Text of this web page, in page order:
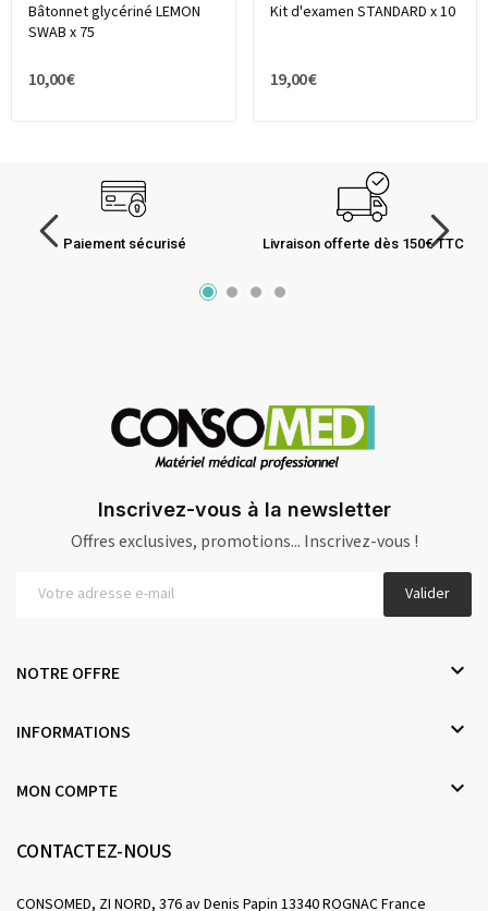
Bâtonnet glycériné LEMON
SWAB x 75
10,00 €
Kit d'examen STANDARD x 10
19,00 €
Paiement sécurisé Livraison offerte dès 150€ TTC
Inscrivez-vous à la newsletter
Offres exclusives, promotions... Inscrivez-vous !
Valider
NOTRE OFFRE 
INFORMATIONS 
MON COMPTE 
CONTACTEZ-NOUS
CONSOMED, ZI NORD, 376 av Denis Papin 13340 ROGNAC France